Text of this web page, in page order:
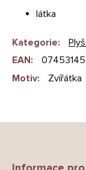
látka
Kategorie:
EAN:
Motiv: Zvířátka